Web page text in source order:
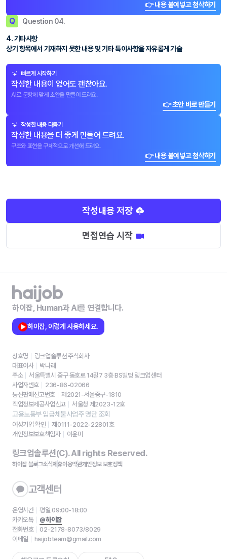
👉 내용 붙여넣고 첨삭하기
Q Question 04.
4. 기타사항
상기 항목에서 기재하지 못한 내용 및 기타 특이사항을 자유롭게 기술
빠르게 시작하기
작성한 내용이 없어도 괜찮아요.
AI로 문항에 맞게 초안을 만들어 드려요.
👉 초안 바로 만들기
작성한 내용 다듬기
작성한 내용을 더 좋게 만들어 드려요.
구조와 표현을 구체적으로 개선해 드려요.
👉 내용 붙여넣고 첨삭하기
작성내용 저장
면접연습 시작
하이잡, Human과 AI를 연결합니다.
하이잡, 이렇게 사용하세요.
상호명
링크업솔루션 주식회사
대표이사
박나래
주소
서울특별시 중구 동호로 14길7 3층 BS빌딩 링크업센터
사업자번호
236-86-02066
통신판매신고번호
제2021-서울중구-1810
직업정보제공사업신고
서울청 제2023-12호
고용노동부 임금체불사업주 명단 조회
여성기업 확인
제0111-2022-22801호
개인정보보호책임자
이윤미
링크업솔루션(C). All rights Reserved.
하이잡 블로그소식제휴이용약관개인정보 보호정책
고객센터
운영시간
평일 09:00-18:00
카카오톡
@하이잡
전화번호
02-2178-8073/8029
이메일
haijobteam@gmail.com